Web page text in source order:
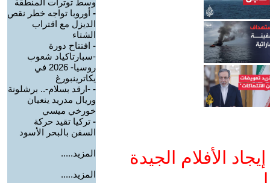
الأفلام الجيدة
وسط توترات المنطقة
- أوروبا تواجه خطر نقص
الديزل مع اقتراب
الشتاء
- افتتاح دورة
-سبارتاكياد شعوب
روسيا- 2026 في
يكاترينبورغ
- -ارقد بسلام-.. برشلونة
وريال مدريد ينعيان
خورخي ميسي
- تركيا تقيد حركة
السفن بالبحر الأسود
المزيد.....
المزيد.....